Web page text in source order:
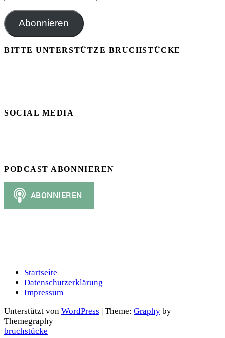
Adresse
Abonnieren
BITTE UNTERSTÜTZE BRUCHSTÜCKE
SOCIAL MEDIA
PODCAST ABONNIEREN
Startseite
Datenschutzerklärung
Impressum
Unterstützt von WordPress Theme: Graphy by
Themegraphy
bruchstücke